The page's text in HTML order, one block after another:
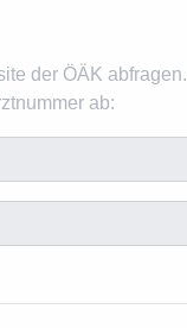
der ÖÄK abfragen.
ab: